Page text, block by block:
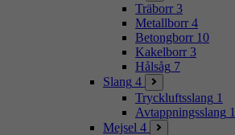
Träborr 3
Metallborr 4
Betongborr 10
Kakelborr 3
Hålsåg 7
Slang 4
Tryckluftsslang 1
Avtappningsslang 1
Mejsel 4